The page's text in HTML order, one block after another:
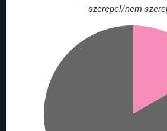
szerepel/nem